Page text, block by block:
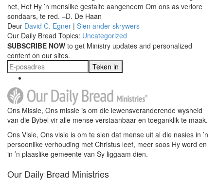
het, Het Hy ’n menslike gestalte aangeneem Om ons as verlore
sondaars, te red. –D. De Haan
Deur David C. Egner | Sien ander skrywers
Our Daily Bread Topics: Uncategorized
SUBSCRIBE NOW to get Ministry updates and personalized
content on our sites.
Teken in
Ons Missie, Ons missie is om die lewensveranderende wysheid
van die Bybel vir alle mense verstaanbaar en toeganklik te maak.
Ons Visie, Ons visie is om te sien dat mense uit al die nasies in ’n
persoonlike verhouding met Christus leef, meer soos Hy word en
in ’n plaaslike gemeente van Sy liggaam dien.
Our Daily Bread Ministries